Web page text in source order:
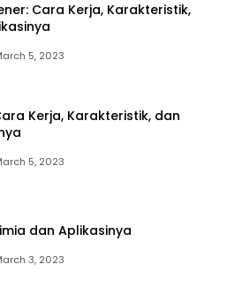
Cara Kerja, Karakteristik,
5, 2023
Kerja, Karakteristik, dan
5, 2023
dan Aplikasinya
3, 2023